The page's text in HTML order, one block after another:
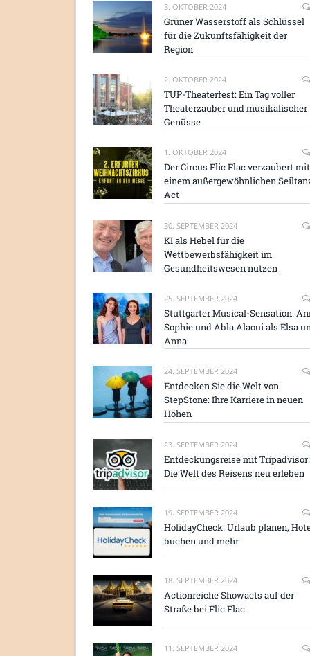
3. OKTOBER 2024
Grüner Wasserstoff als Schlüssel
für die Zukunftsfähigkeit der
Region
2. OKTOBER 2024
TUP-Theaterfest: Ein Tag voller
Theaterzauber und musikalischer
Genüsse
1. OKTOBER 2024
Der Circus Flic Flac verzaubert mit
einem außergewöhnlichen
Act
30. SEPTEMBER 2024
KI als Hebel für die
Wettbewerbsfähigkeit im
Gesundheitswesen nutzen
25. SEPTEMBER 2024
Stuttgarter Musical-Sensation:
Sophie und Abla Alaoui als Elsa
Anna
24. SEPTEMBER 2024
Entdecken Sie die Welt von
StepStone: Ihre Karriere in neuen
Höhen
23. SEPTEMBER 2024
Entdeckungsreise mit Tripadvisor:
Die Welt des Reisens neu erleben
19. SEPTEMBER 2024
HolidayCheck: Urlaub planen,
buchen und mehr
18. SEPTEMBER 2024
Actionreiche Showacts auf der
Straße bei Flic Flac
11. SEPTEMBER 2024